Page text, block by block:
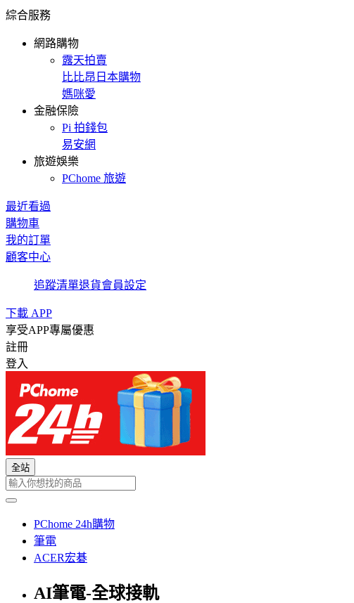
綜合服務
網路購物
露天拍賣
比比昂日本購物
媽咪愛
金融保險
Pi 拍錢包
易安網
旅遊娛樂
PChome 旅遊
最近看過
購物車
我的訂單
顧客中心
追蹤清單退貨會員設定
下載 APP
享受APP專屬優惠
註冊
登入
全站
PChome 24h購物
筆電
ACER宏碁
AI筆電-全球接軌